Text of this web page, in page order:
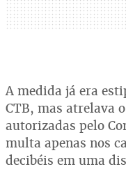
A medida já era
CTB, mas atrelava
autorizadas pelo
multa apenas nos
decibéis em uma